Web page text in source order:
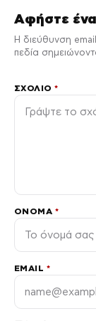
Αφήστε ένα
Η διεύθυνση
πεδία
ΣΧΌΛΙΟ*
ΌΝΟΜΑ *
EMAIL *